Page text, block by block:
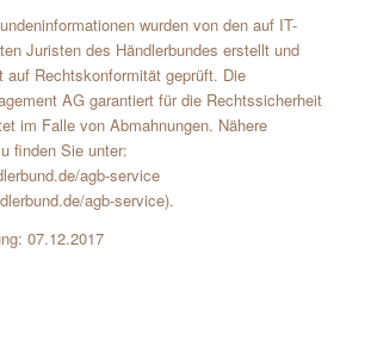
wurden von den auf IT-
Juristen des Händlerbundes erstellt und
auf Rechtskonformität geprüft. Die
AG garantiert für die Rechtssicherheit
im Falle von Abmahnungen. Nähere
finden Sie unter:
agb-service
agb-service).
07.12.2017